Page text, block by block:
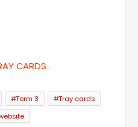
CARDS .
#Term 3
#Tray cards